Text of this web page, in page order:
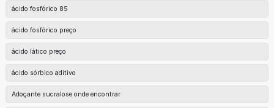
ácido fosfórico 85
ácido fosfórico preço
ácido lático preço
ácido sórbico aditivo
Adoçante sucralose onde encontrar